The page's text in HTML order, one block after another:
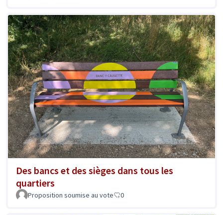
Des bancs et des sièges dans tous les
quartiers
Proposition soumise au vote 0